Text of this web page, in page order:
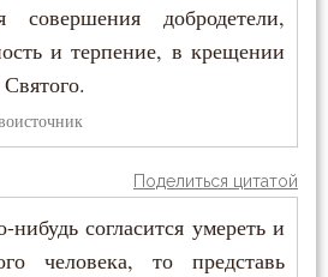
добродетели,
и терпение, в крещении
Поделиться цитатой
согласится умереть и
человека, то представь